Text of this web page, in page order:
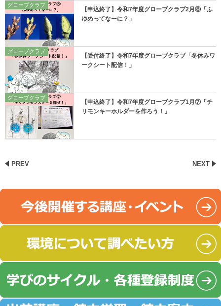
グローブクラブ
【申込終了】令和7年度グローブクラブ2月⑧「ふ
ゆめってなーに？」
グローブクラブ
【受付終了】令和7年度グローブクラブ「冬休みワ
ークシート配信！」
グローブクラブ
【申込終了】令和7年度グローブクラブ1月⑦「チ
リモンキーホルダーを作ろう！」
PREV NEXT